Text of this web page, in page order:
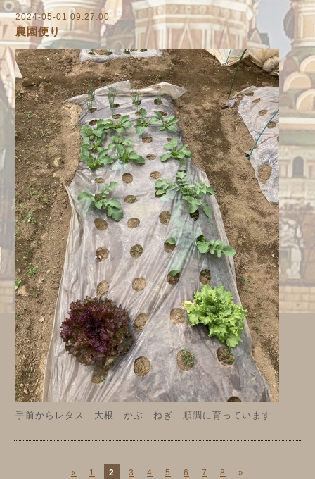
2024-05-01 09:27:00
農園便り
手前からレタス 大根 かぶ ねぎ 順調に育っています
« 1 2 3 4 5 6 7 8 »